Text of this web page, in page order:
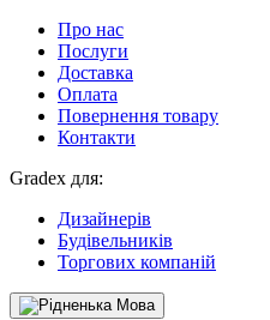
Про нас
Послуги
Доставка
Оплата
Повернення товару
Контакти
Gradex для:
Дизайнерів
Будівельників
Торгових компаній
Мова